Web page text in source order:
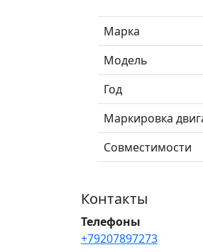
Марка
Модель
Год
Маркировка
Совместимости
Контакты
Телефоны
+79207897273